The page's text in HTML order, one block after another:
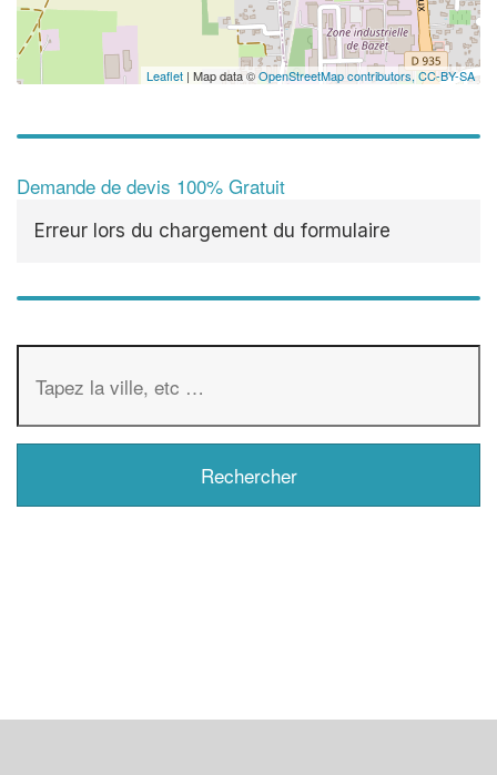
Leaflet | Map data ©OpenStreetMap contributors,CC-BY-SA
Demande de devis 100% Gratuit
Erreur lors du chargement du formulaire